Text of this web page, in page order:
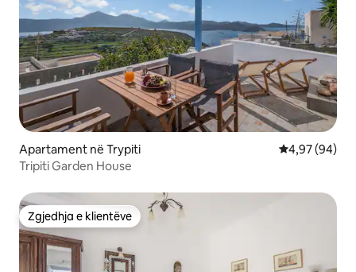
Apartament në Trypiti Vlerësimi
4,97 (94)
Tripiti Garden House
Zgjedhja e klientëve
Zgjedhja e klientëve